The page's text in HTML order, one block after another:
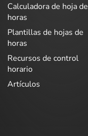
Calculadora de hoja de
horas
Plantillas de hojas de
horas
Recursos de control
horario
Artículos